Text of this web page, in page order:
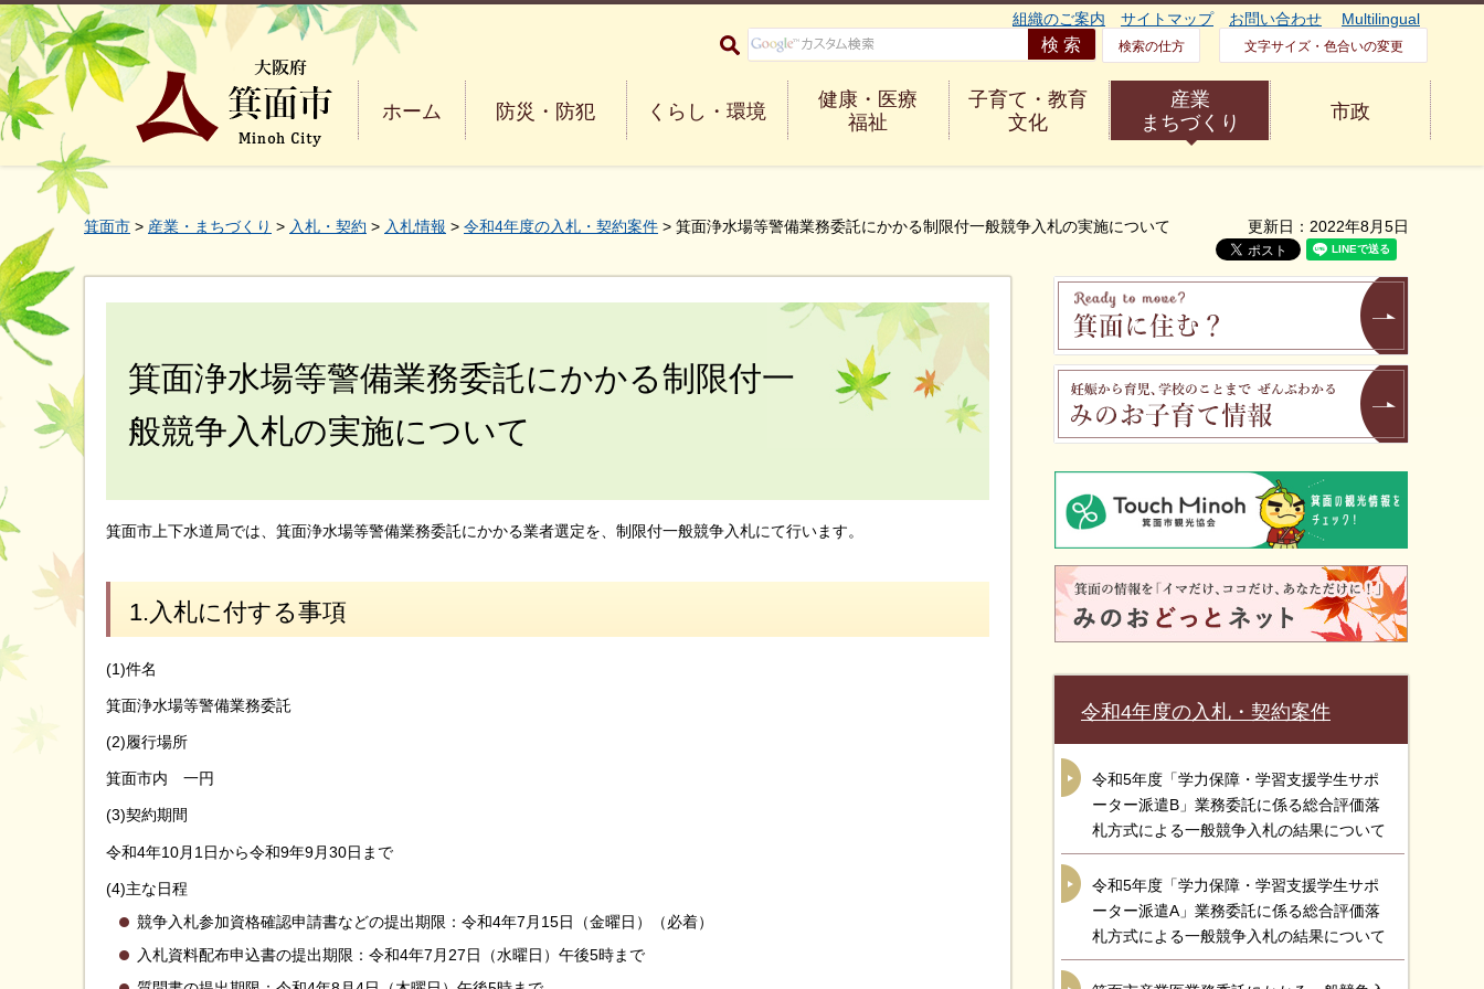
大阪府箕面市 Minoh City
組織のご案内 サイトマップ お問い合わせ Multilingual
検索の仕方 文字サイズ・色合いの変更
ホーム 防災・防犯 くらし・環境
健康・医療
福祉
子育て・教育
文化
産業
まちづくり
市政
箕面市 > 産業・まちづくり > 入札・契約 > 入札情報 > 令和4年度の入札・契約案件 > 箕面浄水場等警備業務委託にかかる制限付一般競争入札の実施について 更新日：2022年8月5日
箕面浄水場等警備業務委託にかかる制限付一
般競争入札の実施について
箕面市上下水道局では、箕面浄水場等警備業務委託にかかる業者選定を、制限付一般競争入札にて行います。
1.入札に付する事項
(1)件名
箕面浄水場等警備業務委託
(2)履行場所
箕面市内 一円
(3)契約期間
令和4年10月1日から令和9年9月30日まで
(4)主な日程
競争入札参加資格確認申請書などの提出期限：令和4年7月15日（金曜日）（必着）
入札資料配布申込書の提出期限：令和4年7月27日（水曜日）午後5時まで
令和4年度の入札・契約案件
令和5年度「学力保障・学習支援学生サポ
ーター派遣B」業務委託に係る総合評価落
札方式による一般競争入札の結果について
令和5年度「学力保障・学習支援学生サポ
ーター派遣A」業務委託に係る総合評価落
札方式による一般競争入札の結果について